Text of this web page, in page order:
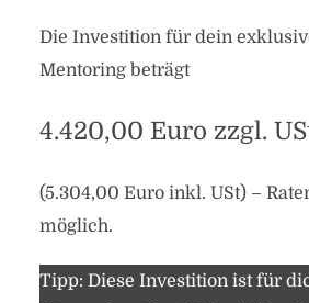
Die Investition für dein
Mentoring beträgt
4.420,00 Euro zzgl.
(5.304,00 Euro inkl. USt) –
möglich.
Tipp: Diese Investition ist für